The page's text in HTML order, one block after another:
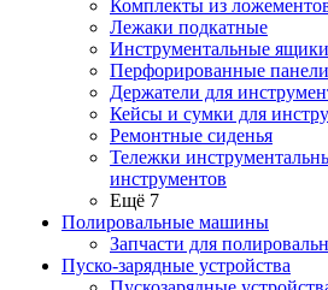
Комплекты из
Лежаки подкатные
Инструментальные ящики
Перфорированные панели
Держатели для
Кейсы и сумки для
Ремонтные сиденья
Тележки
инструментов
Ещё 7
Полировальные машины
Запчасти для
Пуско-зарядные устройства